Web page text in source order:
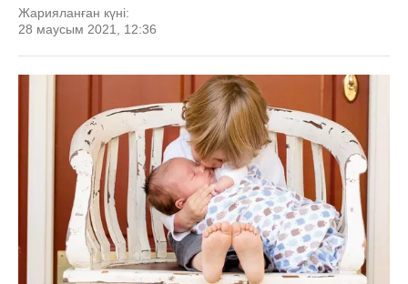
Жарияланған күні:
28 маусым 2021, 12:36